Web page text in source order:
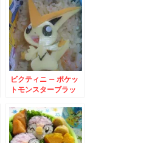
ビクティニ – ポケッ
トモンスターブラッ
利をもたらすポケモン
♪